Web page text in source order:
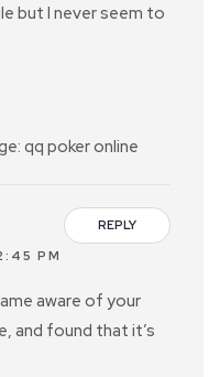
but I never seem to
qq poker online
REPLY
PM
aware of your
and found that it’s